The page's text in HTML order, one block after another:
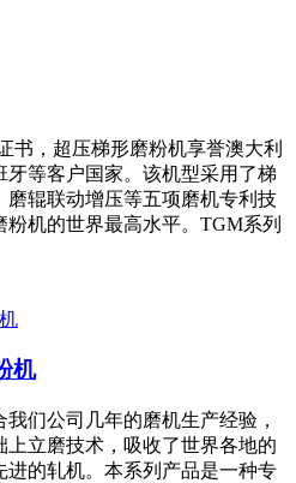
书，超压梯形磨粉机享誉澳大利
牙等客户国家。该机型采用了梯
磨辊联动增压等五项磨机专利技
机的世界最高水平。TGM系列
机
们公司几年的磨机生产经验，
上立磨技术，吸收了世界各地的
进的轧机。本系列产品是一种专